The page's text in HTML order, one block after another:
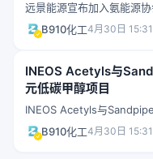
远景能源宣布加入氨能源
Book & Claim模式实现绿
输。2026年3月远景完成
生产设施，年产能32万吨。
B910化工4月30日 15:31
INEOS Acetyls与
元低碳甲醇项目
INEOS Acetyls与
萨斯城建设年产110万吨的
INEOS将成为Sandpiper
B910化工4月30日 15:31